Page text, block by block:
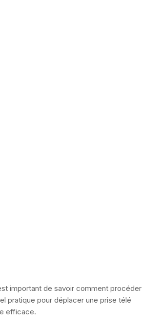
important de savoir comment procéder
pratique pour déplacer une prise télé
efficace.